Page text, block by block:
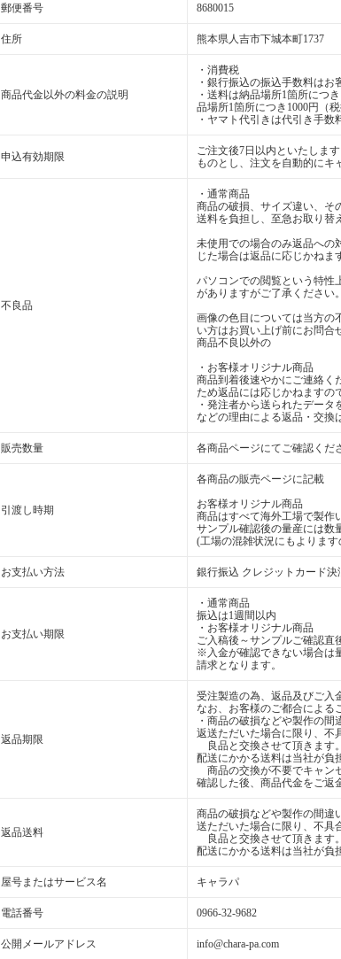
郵便番号 8680015
住所 熊本県人吉市下城本町1737
商品代金以外の料金の説明
・消費税
・銀行振込の振込手数料はお
・送料は納品場所1箇所につ
品場所1箇所につき1000円（
・ヤマト代引きは代引き手数
申込有効期限
ご注文後7日以内といたしま
ものとし、注文を自動的にキ
不良品
・通常商品
商品の破損、サイズ違い、そ
送料を負担し、至急お取り替
未使用での場合のみ返品への
じた場合は返品に応じかねま
パソコンでの閲覧という特性
がありますがご了承ください。
画像の色目については当方の
い方はお買い上げ前にお問合
商品不良以外の
・お客様オリジナル商品
商品到着後速やかにご連絡く
ため返品には応じかねますの
・発注者から送られたデー
などの理由による返品・交換
販売数量 各商品ページにてご確認くだ
引渡し時期
各商品の販売ページに記載
お客様オリジナル商品
商品はすべて海外工場で製作
サンプル確認後の量産には数
(工場の混雑状況にもよりま
お支払い方法 銀行振込 クレジットカード
お支払い期限
・通常商品
振込は1週間以内
・お客様オリジナル商品
ご入稿後～サンプルご確認直
※入金が確認できない場合は
請求となります。
返品期限
受注製造の為、返品及びご入
なお、お客様のご都合による
・商品の破損などや製作の
返送ただいた場合に限り、不
良品と交換させて頂きます
配送にかかる送料は当社が負
商品の交換が不要でキャン
確認した後、商品代金をご返
返品送料
商品の破損などや製作の間違
送ただいた場合に限り、不具
良品と交換させて頂きます
配送にかかる送料は当社が負
屋号またはサービス名 キャラパ
電話番号 0966-32-9682
公開メールアドレス info@chara-pa.com